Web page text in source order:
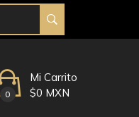
0
Mi Carrito
$0 MXN